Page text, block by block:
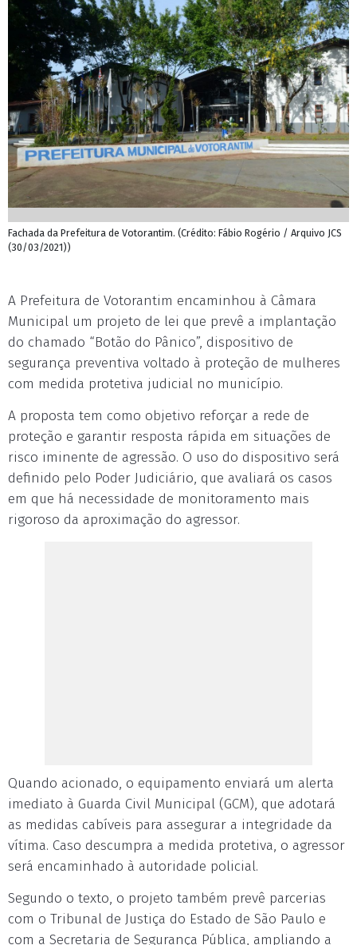
Fachada da Prefeitura de Votorantim. (Crédito: Fábio Rogério / Arquivo JCS
(30/03/2021))
A Prefeitura de Votorantim encaminhou à Câmara
Municipal um projeto de lei que prevê a implantação
do chamado “Botão do Pânico”, dispositivo de
segurança preventiva voltado à proteção de mulheres
com medida protetiva judicial no município.
A proposta tem como objetivo reforçar a rede de
proteção e garantir resposta rápida em situações de
risco iminente de agressão. O uso do dispositivo será
definido pelo Poder Judiciário, que avaliará os casos
em que há necessidade de monitoramento mais
rigoroso da aproximação do agressor.
Quando acionado, o equipamento enviará um alerta
imediato à Guarda Civil Municipal (GCM), que adotará
as medidas cabíveis para assegurar a integridade da
vítima. Caso descumpra a medida protetiva, o agressor
será encaminhado à autoridade policial.
Segundo o texto, o projeto também prevê parcerias
com o Tribunal de Justiça do Estado de São Paulo e
com a Secretaria de Segurança Pública, ampliando a